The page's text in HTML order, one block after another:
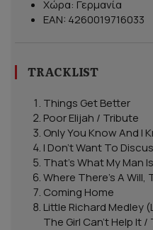
Χώρα: Γερμανία
EAN: 4260019716033
TRACKLIST
Things Get Better
Poor Elijah / Tribute
Only You Know And I
I Don't Want To
That's What My Man
Where There's A Will,
Coming Home
Little Richard Medley
The Girl Can't Help It